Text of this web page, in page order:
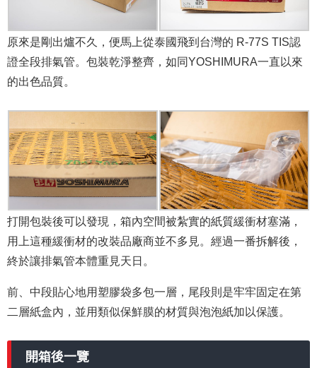
原來是剛出爐不久，便馬上從泰國飛到台灣的 R-77S TIS認
證全段排氣管。包裝乾淨整齊，如同YOSHIMURA一直以來
的出色品質。
打開包裝後可以發現，箱內空間被紮實的紙質緩衝材塞滿，
用上這種緩衝材的改裝品廠商並不多見。經過一番拆解後，
終於讓排氣管本體重見天日。
前、中段貼心地用塑膠袋多包一層，尾段則是牢牢固定在第
二層紙盒內 ，並用類似保鮮膜的材質與泡泡紙加以保護。
開箱後一覽